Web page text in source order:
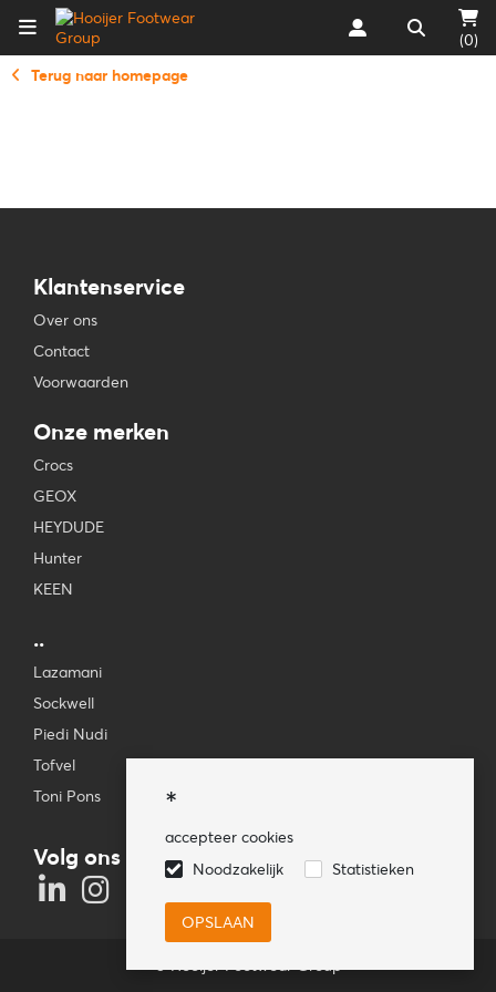
*
accepteer cookies
Noodzakelijk
Statistieken
(0)
Terug naar homepage
Klantenservice
Over ons
Contact
Voorwaarden
Onze merken
Crocs
GEOX
HEYDUDE
Hunter
KEEN
..
Lazamani
Sockwell
Piedi Nudi
Tofvel
Toni Pons
Volg ons
© Hooijer Footwear Group